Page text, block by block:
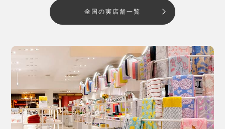
全国の実店舗一覧